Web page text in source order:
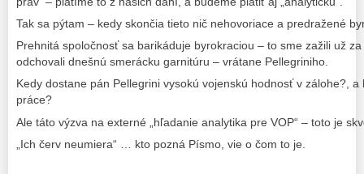
Tak sa pýtam – kedy skončia tieto nič nehovoriace a predražené
Prehnitá spoločnosť sa barikáduje byrokraciou – to sme zažili už
odchovali dnešnú smerácku garnitúru – vrátane Pellegriniho.
Kedy dostane pán Pellegrini vysokú vojenskú hodnosť v zálohe?,
práce?
Ale táto výzva na externé „hľadanie analytika pre VOP“ – toto je
„Ich červ neumiera“ … kto pozná Písmo, vie o čom to je.